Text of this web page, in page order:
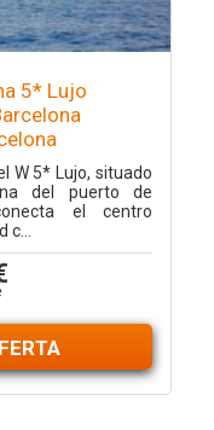
5* Lujo
W 5* Lujo, situado
del puerto de
el centro